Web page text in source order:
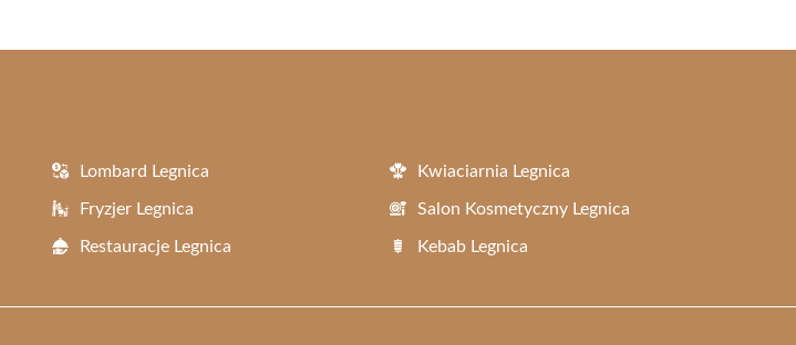
Lombard Legnica Kwiaciarnia Legnica
Fryzjer Legnica Salon Kosmetyczny Legnica
Restauracje Legnica Kebab Legnica